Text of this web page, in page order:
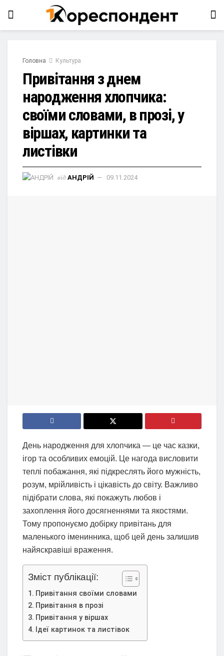
Головна Культура
Привітання з днем
народження хлопчика:
своїми словами, в прозі, у
віршах, картинки та
листівки
від АНДРІЙ 09.11.2024
День народження для хлопчика — це час казки,
ігор та особливих емоцій. Це нагода висловити
теплі побажання, які підкреслять його мужність,
розум, мрійливість і цікавість до світу. Важливо
підібрати слова, які покажуть любов і
захоплення його досягненнями та якостями.
Тому пропонуємо добірку привітань для
маленького іменинника, щоб цей день залишив
найяскравіші враження.
Зміст публікації:
Привітання своїми словами
Привітання в прозі
Привітання у віршах
Ідеї картинок та листівок